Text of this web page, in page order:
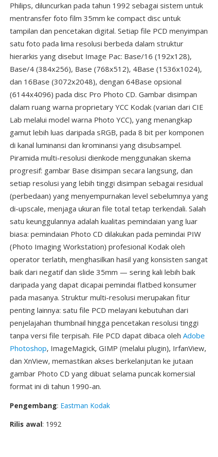
Philips, diluncurkan pada tahun 1992 sebagai sistem untuk
mentransfer foto film 35mm ke compact disc untuk
tampilan dan pencetakan digital. Setiap file PCD menyimpan
satu foto pada lima resolusi berbeda dalam struktur
hierarkis yang disebut Image Pac: Base/16 (192x128),
Base/4 (384x256), Base (768x512), 4Base (1536x1024),
dan 16Base (3072x2048), dengan 64Base opsional
(6144x4096) pada disc Pro Photo CD. Gambar disimpan
dalam ruang warna proprietary YCC Kodak (varian dari CIE
Lab melalui model warna Photo YCC), yang menangkap
gamut lebih luas daripada sRGB, pada 8 bit per komponen
di kanal luminansi dan krominansi yang disubsampel.
Piramida multi-resolusi dienkode menggunakan skema
progresif: gambar Base disimpan secara langsung, dan
setiap resolusi yang lebih tinggi disimpan sebagai residual
(perbedaan) yang menyempurnakan level sebelumnya yang
di-upscale, menjaga ukuran file total tetap terkendali. Salah
satu keunggulannya adalah kualitas pemindaian yang luar
biasa: pemindaian Photo CD dilakukan pada pemindai PIW
(Photo Imaging Workstation) profesional Kodak oleh
operator terlatih, menghasilkan hasil yang konsisten sangat
baik dari negatif dan slide 35mm — sering kali lebih baik
daripada yang dapat dicapai pemindai flatbed konsumer
pada masanya. Struktur multi-resolusi merupakan fitur
penting lainnya: satu file PCD melayani kebutuhan dari
penjelajahan thumbnail hingga pencetakan resolusi tinggi
tanpa versi file terpisah. File PCD dapat dibaca oleh Adobe
Photoshop, ImageMagick, GIMP (melalui plugin), IrfanView,
dan XnView, memastikan akses berkelanjutan ke jutaan
gambar Photo CD yang dibuat selama puncak komersial
format ini di tahun 1990-an.
Pengembang: Eastman Kodak
Rilis awal: 1992